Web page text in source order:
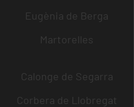
Eugènia de Berga
Martorelles
Calonge de Segarra
Corbera de Llobregat